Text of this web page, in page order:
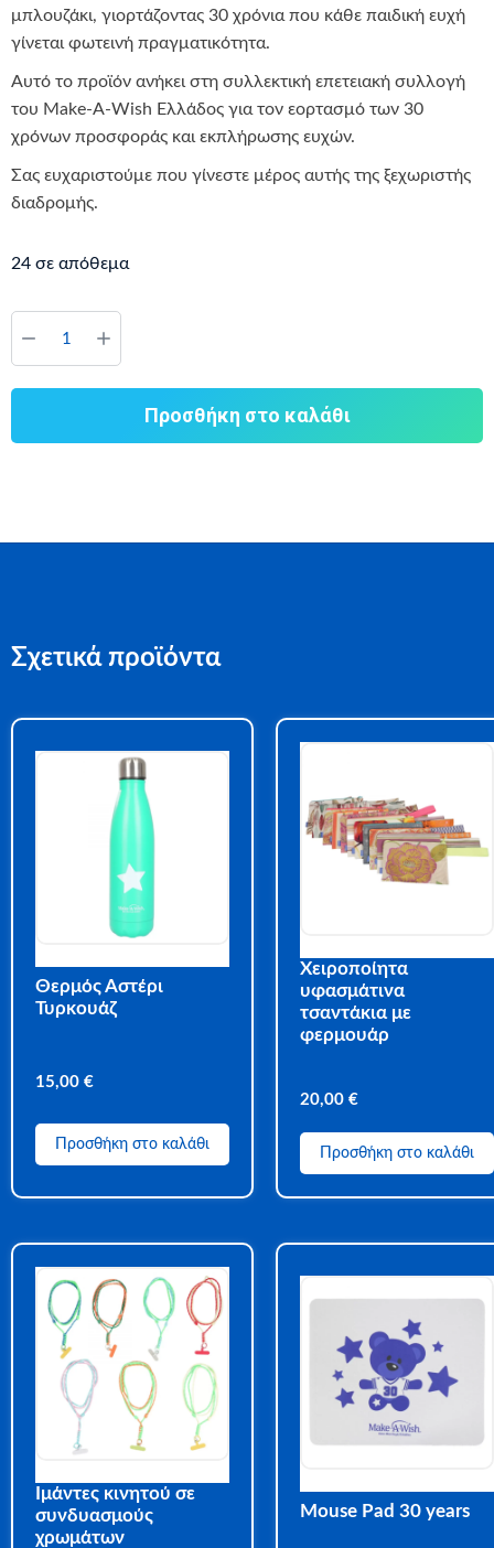
μπλουζάκι, γιορτάζοντας 30 χρόνια που κάθε παιδική ευχή
γίνεται φωτεινή πραγματικότητα.
Αυτό το προϊόν ανήκει στη συλλεκτική επετειακή συλλογή
του Make-A-Wish Ελλάδος για τον εορτασμό των 30
χρόνων προσφοράς και εκπλήρωσης ευχών.
Σας ευχαριστούμε που γίνεστε μέρος αυτής της ξεχωριστής
διαδρομής.
24 σε απόθεμα
Προσθήκη στο καλάθι
Σχετικά προϊόντα
Θερμός Αστέρι
Τυρκουάζ
15,00 €
Προσθήκη στο καλάθι
Χειροποίητα
υφασμάτινα
τσαντάκια με
φερμουάρ
20,00 €
Προσθήκη στο καλάθι
Ιμάντες κινητού σε
συνδυασμούς
χρωμάτων
Mouse Pad 30 years